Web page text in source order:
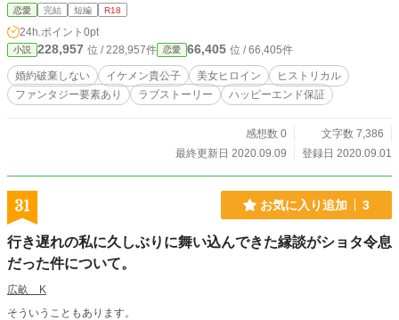
の君も忘れられないけれど、婚約者のジャスパーも好きなの
トーリー。
恋愛 完結 短編 R18
24h.ポイント 0pt
小説 228,957 位 / 228,957件 恋愛 66,405 位 / 66,405件
婚約破棄しない イケメン貴公子 美女ヒロイン
ヒストリカル
ファンタジー要素あり
ラブストーリー ハッピーエンド保証
感想数 0
文字数 7,386
最終更新日 2020.09.09
登録日 2020.09.01
31 お気に入り追加 3
行き遅れの私に久しぶりに舞い込んできた縁談がショタ令息
だった件について。
広畝 K
そういうこともあります。